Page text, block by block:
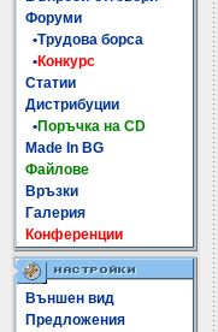
Форуми
•Трудова борса
•Конкурс
Статии
Дистрибуции
•Поръчка на CD
Made In BG
Файлове
Връзки
Галерия
Конференции
Външен вид
Предложения